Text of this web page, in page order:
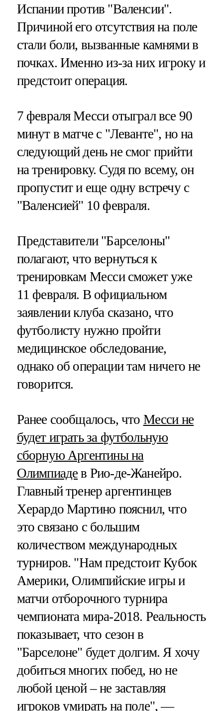
Испании против "Валенсии".
Причиной его отсутствия на поле
стали боли, вызванные камнями в
почках. Именно из-за них игроку и
предстоит операция.
7 февраля Месси отыграл все 90
минут в матче с "Леванте", но на
следующий день не смог прийти
на тренировку. Судя по всему, он
пропустит и еще одну встречу с
"Валенсией" 10 февраля.
Представители "Барселоны"
полагают, что вернуться к
тренировкам Месси сможет уже
11 февраля. В официальном
заявлении клуба сказано, что
футболисту нужно пройти
медицинское обследование,
однако об операции там ничего не
говорится.
Ранее сообщалось, что Месси не
будет играть за футбольную
сборную Аргентины на
Олимпиаде в Рио-де-Жанейро.
Главный тренер аргентинцев
Херардо Мартино пояснил, что
это связано с большим
количеством международных
турниров. "Нам предстоит Кубок
Америки, Олимпийские игры и
матчи отборочного турнира
чемпионата мира-2018. Реальность
показывает, что сезон в
"Барселоне" будет долгим. Я хочу
добиться многих побед, но не
любой ценой – не заставляя
игроков умирать на поле", —